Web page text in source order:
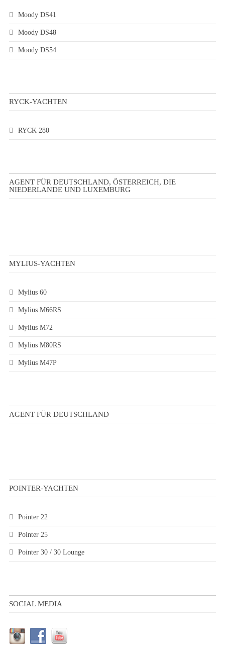
Moody DS41
Moody DS48
Moody DS54
RYCK-YACHTEN
RYCK 280
AGENT FÜR DEUTSCHLAND, ÖSTERREICH, DIE
NIEDERLANDE UND LUXEMBURG
MYLIUS-YACHTEN
Mylius 60
Mylius M66RS
Mylius M72
Mylius M80RS
Mylius M47P
AGENT FÜR DEUTSCHLAND
POINTER-YACHTEN
Pointer 22
Pointer 25
Pointer 30 / 30 Lounge
SOCIAL MEDIA